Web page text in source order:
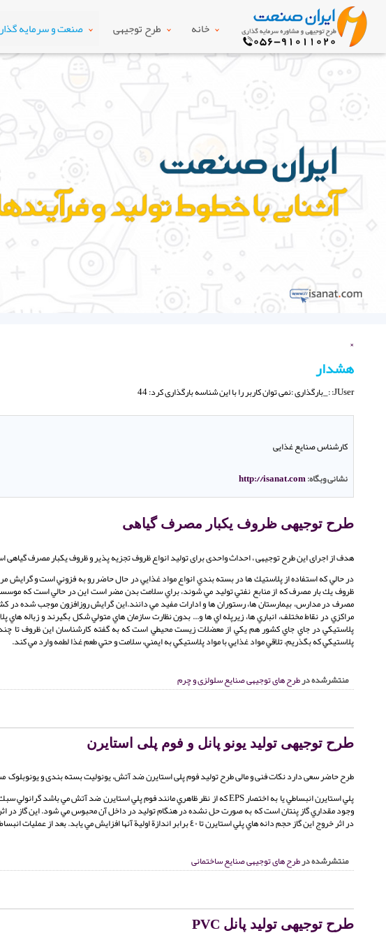
خانه طرح توجیهی صنعت و سرمایه
×
هشدار
JUser: :_بارگذاری :نمی توان کاربر را با این شناسه بارگذاری کرد: 44
کارشناس صنایع غذایی
نشانی وبگاه:http://isanat.com
طرح توجیهی ظروف یکبار مصرف گیاهی
هدف از اجرای این طرح توجیهی ، احداث واحدی برای تولید انواع ظروف تجزیه پذیر و ظروف یکبار مصرف گیاهی
در حالي كه استفاده از پلاستيك ها در بسته بندي انواع مواد غذايي در حال حاضر رو به فزوني است و
ظروف يك بار مصرف كه از منابع نفتي توليد مي شوند، براي سلامت بدن مضر است اين در حالي است كه
مصرف در مدارس، بيمارستان ها، رستوران ها و ادارات مفيد مي دانند.اين گرايش روزافزون موجب شده در
مراكزي در نقاط مختلف، انباري ها، زيرپله اي ها و... بدون نظارت سازمان هاي متولي شكل بگيرند و زباله
پلاستيكي در جاي جاي كشور هم يكي از معضلات زيست محيطي است كه به گفته كارشناسان اين ظروف
پلاستيكي كه بگذريم، تلاقي مواد غذايي با مواد پلاستيكي به ايمني، سلامت و حتي طعم غذا لطمه وارد مي كند.
منتشرشده درطرح های توجیهی صنایع سلولزی و چرم
طرح توجیهی تولید یونو پانل و فوم پلی استایرن
طرح حاضر سعی دارد نکات فنی و مالی طرح تولید فوم پلی استایرن ضد آتش، یونولیت بسته بندی و یونوبلوک مساحت 2000 مترمربع
وجود مقداري گاز پنتان است كه به صورت حل نشده در هنگام توليد در داخل آن محبوس مي شود. اين گاز در
در اثر خروج اين گاز حجم دانه هاي پلي استايرن تا ٤٠ برابر اندازة اولية آنها افزايش مي يابد. بعد از عمليات انبساط، دانه هاي منبسط شده بر حسب نوع كاربرد قالب گيري مي شوند.
منتشرشده درطرح های توجیهی صنایع ساختمانی
طرح توجیهی تولید پانل PVC